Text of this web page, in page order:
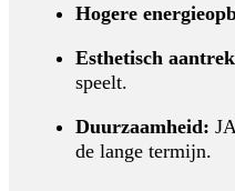
Hogere
Esthetisch
speelt.
Duurzaamheid:
de lange termijn.